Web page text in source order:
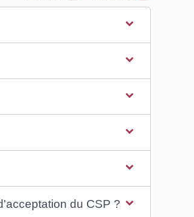
du CSP ?